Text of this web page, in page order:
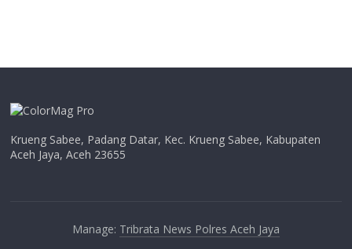
Krueng Sabee, Padang Datar, Kec. Krueng Sabee, Kabupaten
Aceh Jaya, Aceh 23655
Manage: Tribrata News Polres Aceh Jaya